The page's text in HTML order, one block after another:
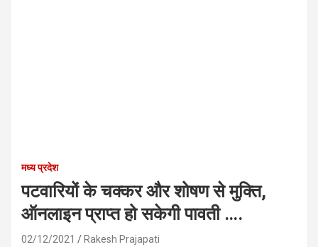
मध्य प्रदेश
पटवारियों के चक्कर और शोषण से मुक्ति,
ऑनलाइन प्राप्त हो सकेगी पावती ….
02/12/2021 Rakesh Prajapati